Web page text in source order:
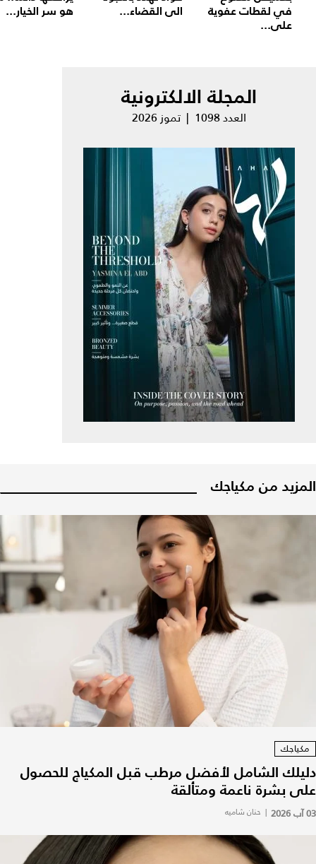
في لقطات عفوية
على...
الى القضاء... هو سر الخيار...
المجلة الالكترونية
العدد 1098 | تموز 2026
المزيد من مكياجك
مكياجك
دليلك الشامل لأفضل مرطب قبل المكياج للحصول
على بشرة ناعمة ومتألقة
03 آب 2026 | حنان شاميه